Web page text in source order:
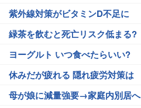
紫外線対策がビタミンD不足に
緑茶を飲むと死亡リスク低まる?
ヨーグルト いつ食べたらいい?
休みだが疲れる 隠れ疲労対策は
母が娘に減量強要→家庭内別居へ